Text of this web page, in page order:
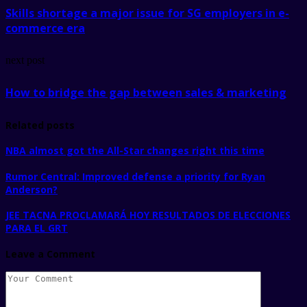
Skills shortage a major issue for SG employers in e-
commerce era
next post
How to bridge the gap between sales & marketing
Related posts
NBA almost got the All-Star changes right this time
Rumor Central: Improved defense a priority for Ryan
Anderson?
JEE TACNA PROCLAMARÁ HOY RESULTADOS DE ELECCIONES
PARA EL GRT
Leave a Comment